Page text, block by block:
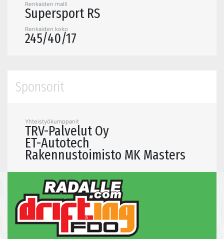
Renkaiden malli
Supersport RS
Renkaiden koko
245/40/17
Sponsorit
Yhteistyökumppanit
TRV-Palvelut Oy
ET-Autotech
Rakennustoimisto MK Masters